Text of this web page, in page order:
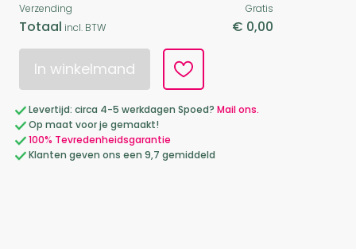
Verzending
Gratis
Totaal incl. BTW € 0,00
In winkelmand
Levertijd: circa 4-5 werkdagen Spoed? Mail ons.
Op maat voor je gemaakt!
100% Tevredenheidsgarantie
Klanten geven ons een 9,7 gemiddeld